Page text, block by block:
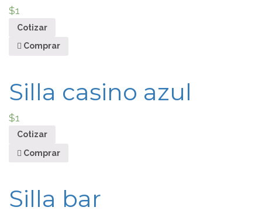
$1
Cotizar
Comprar
Silla casino azul
$1
Cotizar
Comprar
Silla bar